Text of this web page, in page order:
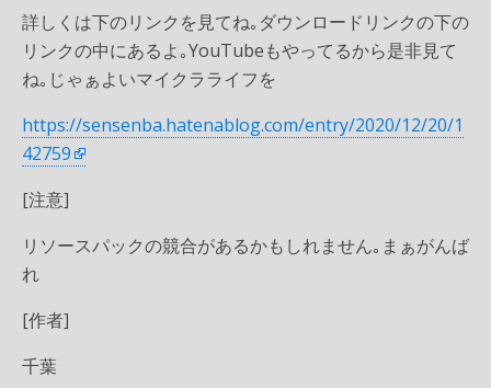
詳しくは下のリンクを見てね｡ダウンロードリンクの下の
リンクの中にあるよ｡YouTubeもやってるから是非見て
ね｡じゃぁよいマイクラライフを
https://sensenba.hatenablog.com/entry/2020/12/20/1
42759
[注意]
リソースパックの競合があるかもしれません｡まぁがんば
れ
[作者]
千葉